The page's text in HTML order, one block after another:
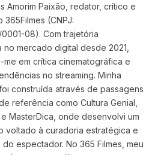
Amorim Paixão, redator, crítico e
(CNPJ:
08). Com trajetória
no mercado digital desde 2021,
em crítica cinematográfica e
no streaming. Minha
construída através de passagens
referência como Cultura Genial,
MasterDica, onde desenvolvi um
voltado à curadoria estratégica e
espectador. No 365 Filmes, meu